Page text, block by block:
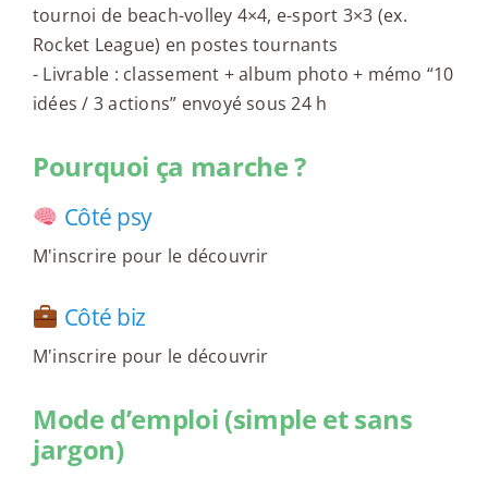
tournoi de beach-volley 4×4, e-sport 3×3 (ex.
Rocket League) en postes tournants
- Livrable : classement + album photo + mémo “10
idées / 3 actions” envoyé sous 24 h
Pourquoi ça marche ?
Côté psy
M'inscrire pour le découvrir
Côté biz
M'inscrire pour le découvrir
Mode d’emploi (simple et sans
jargon)